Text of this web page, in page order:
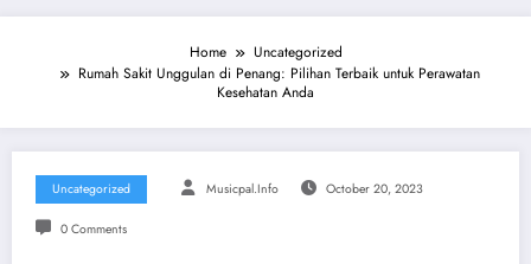
Home
Uncategorized
Rumah Sakit Unggulan di Penang: Pilihan Terbaik untuk Perawatan
Kesehatan Anda
Uncategorized Musicpal.info October 20, 2023
0 Comments